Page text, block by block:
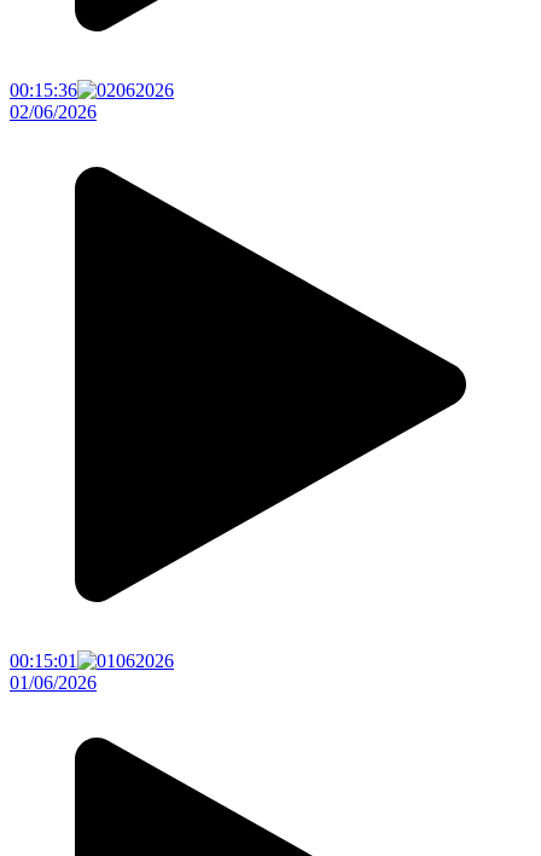
00:15:36
02/06/2026
00:15:01
01/06/2026